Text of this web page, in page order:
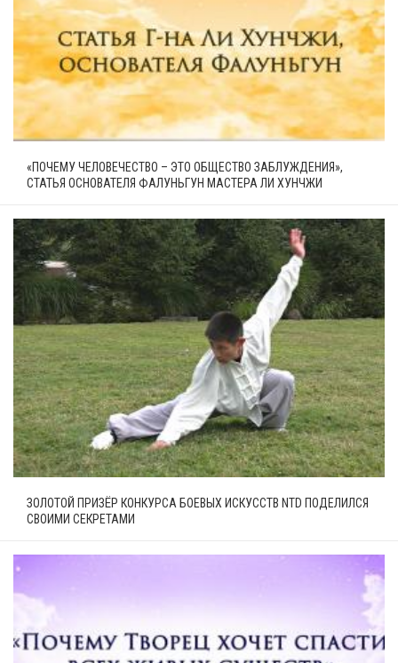
«ПОЧЕМУ ЧЕЛОВЕЧЕСТВО – ЭТО ОБЩЕСТВО ЗАБЛУЖДЕНИЯ»,
СТАТЬЯ ОСНОВАТЕЛЯ ФАЛУНЬГУН МАСТЕРА ЛИ ХУНЧЖИ
ЗОЛОТОЙ ПРИЗЁР КОНКУРСА БОЕВЫХ ИСКУССТВ NTD ПОДЕЛИЛСЯ
СВОИМИ СЕКРЕТАМИ